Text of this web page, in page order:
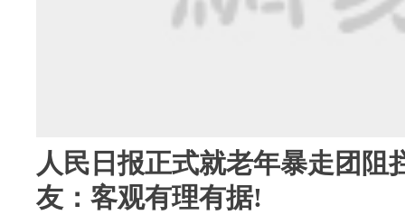
人民日报正式就老年暴走团阻
友：客观有理有据!